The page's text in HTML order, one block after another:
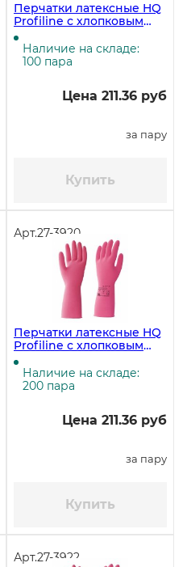
Перчатки латексные HQ
Profiline с хлопковым
напылением, размер S
(7), зелёные
Наличие на складе:
100 пара
Цена 211.36 руб
за пару
Купить
Арт.27-3920
Перчатки латексные HQ
Profiline с хлопковым
напылением, размер L
(8,5-9), красные
Наличие на складе:
200 пара
Цена 211.36 руб
за пару
Купить
Арт.27-3922